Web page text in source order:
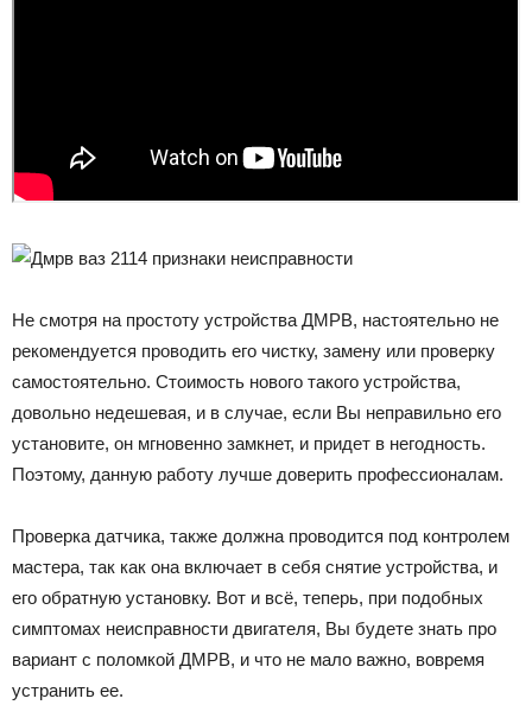
Не смотря на простоту устройства ДМРВ, настоятельно не
рекомендуется проводить его чистку, замену или проверку
самостоятельно. Стоимость нового такого устройства,
довольно недешевая, и в случае, если Вы неправильно его
установите, он мгновенно замкнет, и придет в негодность.
Поэтому, данную работу лучше доверить профессионалам.
Проверка датчика, также должна проводится под контролем
мастера, так как она включает в себя снятие устройства, и
его обратную установку. Вот и всё, теперь, при подобных
симптомах неисправности двигателя, Вы будете знать про
вариант с поломкой ДМРВ, и что не мало важно, вовремя
устранить ее.